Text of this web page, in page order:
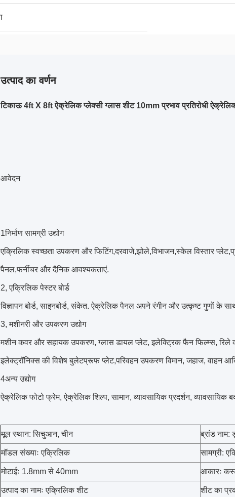
उत्पाद का वर्णन
टिकाऊ 4ft X 8ft ऐक्रेलिक प्लेक्सी ग्लास शीट 10mm प्रभाव प्रतिरोधी
आवेदन
1निर्माण सामग्री उद्योग
एक्रिलिक स्वच्छता उपकरण और फिटिंग,दरवाजे,झोले,विभाजन,स्केल विस्तार
पैनल,फर्नीचर और दैनिक आवश्यकताएं.
2, एक्रिलिक पेस्टर बोर्ड
विज्ञापन बोर्ड, साइनबोर्ड, संकेत. ऐक्रेलिक पैनल अपने रंगीन और उत्कृष्ट गुणों के
3, मशीनरी और उपकरण उद्योग
मशीन कवर और सहायक उपकरण, ग्लास डायल प्लेट, इलेक्ट्रिक फैन फिल्म्स, रिले
इलेक्ट्रॉनिक्स की विशेष बुलेटप्रूफ प्लेट,परिवहन उपकरण विमान, जहाज, वाहन
4अन्य उद्योग
ऐक्रेलिक फोटो फ्रेम, ऐक्रेलिक शिल्प, सामान, व्यावसायिक प्रदर्शन, व्यावसायिक
मूल स्थान: सिचुआन, चीन ब्रांड नाम:
मॉडल संख्याः एक्रिलिक सामग्री:
मोटाईः 1.8mm से 40mm आकारः
उत्पाद का नामः एक्रिलिक शीट शीट का